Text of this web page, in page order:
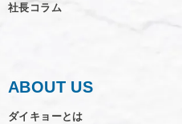
社長コラム
ABOUT US
ダイキョーとは